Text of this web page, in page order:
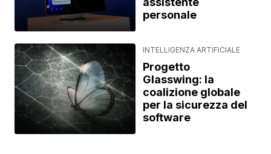
personale
INTELLIGENZA ARTIFICIALE
Progetto
Glasswing: la
coalizione globale
per la sicurezza del
software